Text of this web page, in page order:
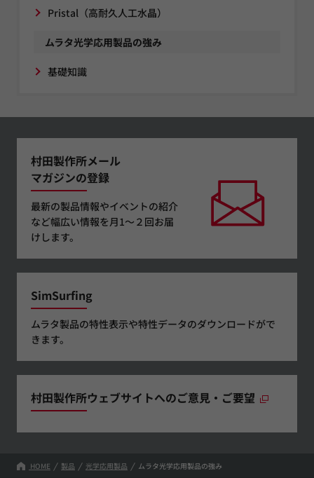
Pristal（高耐久人工水晶）
ムラタ光学応用製品の強み
基礎知識
村田製作所メール
マガジンの登録
最新の製品情報やイベントの紹介
など幅広い情報を月1～２回お届
けします。
SimSurfing
ムラタ製品の特性表示や特性データのダウンロードがで
きます。
村田製作所ウェブサイトへのご意見・ご要望
HOME 製品 光学応用製品 ムラタ光学応用製品の強み